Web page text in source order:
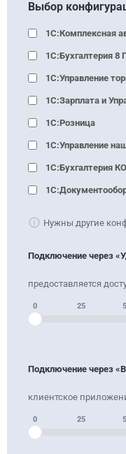
Выбор
1С:Комплексная
1С:Бухгалтерия
1С:Управление
1С:Зарплата и
1С:Розница
1С:Управление
1С:Бухгалтерия
Нужны другие
Подключение через
0 25
Подключение через
0 25